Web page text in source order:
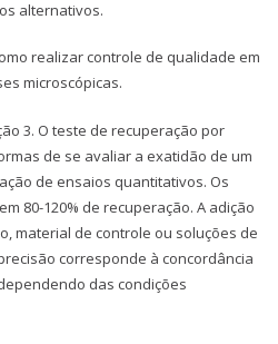
alternativos.
realizar controle de qualidade em
microscópicas.
3. O teste de recuperação por
de se avaliar a exatidão de um
de ensaios quantitativos. Os
80-120% de recuperação. A adição
material de controle ou soluções de
corresponde à concordância
das condições